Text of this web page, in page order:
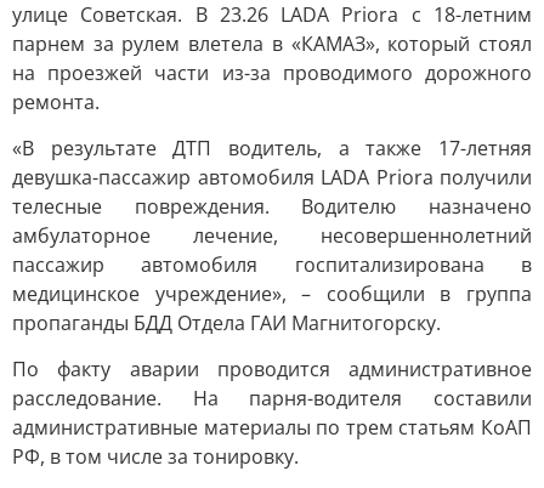
улице Советская. В 23.26 LADA Priora с 18-летним
парнем за рулем влетела в «КАМАЗ», который стоял
на проезжей части из-за проводимого дорожного
ремонта.
«В результате ДТП водитель, а также 17-летняя
девушка-пассажир автомобиля LADA Priora получили
телесные повреждения. Водителю назначено
амбулаторное лечение, несовершеннолетний
пассажир автомобиля госпитализирована в
медицинское учреждение», – сообщили в группа
пропаганды БДД Отдела ГАИ Магнитогорску.
По факту аварии проводится административное
расследование. На парня-водителя составили
административные материалы по трем статьям КоАП
РФ, в том числе за тонировку.